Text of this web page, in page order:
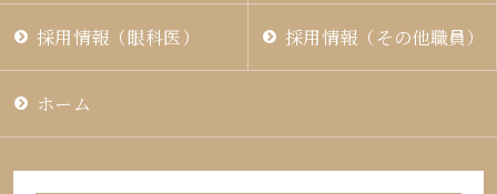
採用情報（眼科医） 採用情報（その他職員）
ホーム